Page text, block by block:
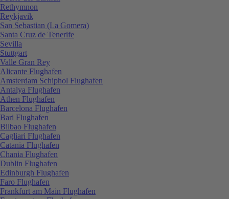
Rethymnon
Reykjavik
San Sebastian (La Gomera)
Santa Cruz de Tenerife
Sevilla
Stuttgart
Valle Gran Rey
Alicante Flughafen
Amsterdam Schiphol Flughafen
Antalya Flughafen
Athen Flughafen
Barcelona Flughafen
Bari Flughafen
Bilbao Flughafen
Cagliari Flughafen
Catania Flughafen
Chania Flughafen
Dublin Flughafen
Edinburgh Flughafen
Faro Flughafen
Frankfurt am Main Flughafen